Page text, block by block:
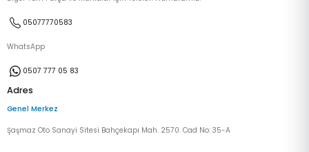
05077770583
WhatsApp
0507 777 05 83
Adres
Genel Merkez
Şaşmaz Oto Sanayi Sitesi Bahçekapı Mah. 2570. Cad No: 35-A